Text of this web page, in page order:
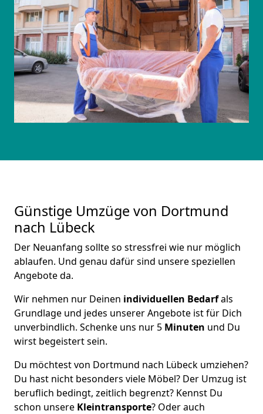
Günstige Umzüge von Dortmund
nach Lübeck
Der Neuanfang sollte so stressfrei wie nur möglich
ablaufen. Und genau dafür sind unsere speziellen
Angebote da.
Wir nehmen nur Deinen individuellen Bedarfals
Grundlage und jedes unserer Angebote ist für Dich
unverbindlich. Schenke uns nur 5 Minuten und Du
wirst begeistert sein.
Du möchtest von Dortmund nach Lübeck umziehen?
Du hast nicht besonders viele Möbel? Der Umzug ist
beruflich bedingt, zeitlich begrenzt? Kennst Du
schon unsere Kleintransporte? Oder auch